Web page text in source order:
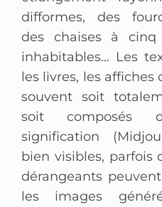
difformes, des
des chaises à cinq
inhabitables… Les
les livres, les
souvent soit
soit composés
signification
bien visibles, parfois
dérangeants
les images